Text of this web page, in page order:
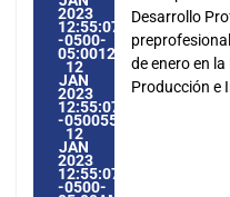
2023
12:55:07
-0500-
05:0012AMERICA/
12
JAN
2023
12:55:07
-
12
JAN
2023
12:55:07
-0500-
Desarrollo
de enero en
Producción e